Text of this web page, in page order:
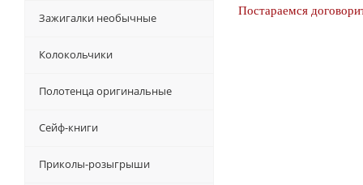
Постараемся
Зажигалки необычные
Колокольчики
Полотенца оригинальные
Сейф-книги
Приколы-розыгрыши